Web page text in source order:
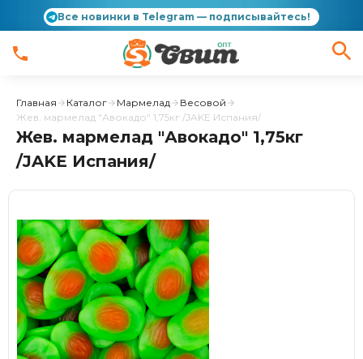
Все новинки в Telegram — подписывайтесь!
Главная Каталог Мармелад
Весовой
Жев. мармелад "Авокадо" 1,75кг /JAKE Испания/
Жев. мармелад "Авокадо" 1,75кг
/JAKE Испания/